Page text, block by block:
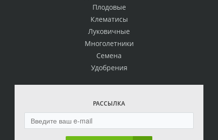
Плодовые
Клематисы
Луковичные
Многолетники
Семена
Удобрения
РАССЫЛКА